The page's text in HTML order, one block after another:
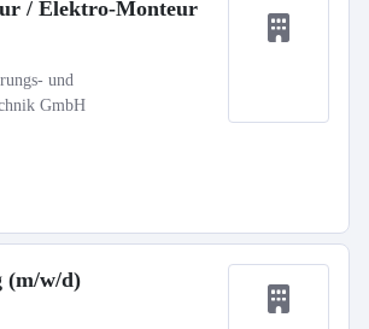
/ Elektro-Monteur
und
GmbH
(m/w/d)